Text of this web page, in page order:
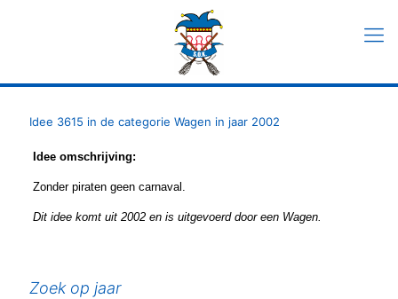
Idee 3615 in de categorie Wagen in jaar 2002
Idee omschrijving:
Zonder piraten geen carnaval.
Dit idee komt uit 2002 en is uitgevoerd door een Wagen.
Zoek op jaar